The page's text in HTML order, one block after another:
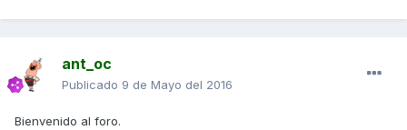
ant_oc
Publicado 9 de Mayo del 2016
Bienvenido al foro.